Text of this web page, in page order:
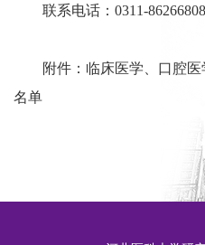
联系电话： 0311-86266808
附件： 临床医学、口腔
名单